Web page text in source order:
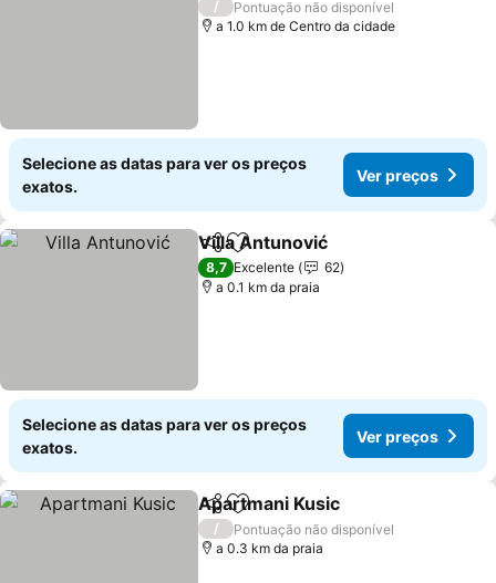
/
Pontuação não disponível
a 1.0 km de Centro da cidade
Selecione as datas para ver os preços
exatos.
Ver preços
PartilharAdicionar aos favoritos
Villa Antunović
8,7 Excelente
62
a 0.1 km da praia
Selecione as datas para ver os preços
exatos.
Ver preços
PartilharAdicionar aos favoritos
Apartmani Kusic
/
Pontuação não disponível
a 0.3 km da praia